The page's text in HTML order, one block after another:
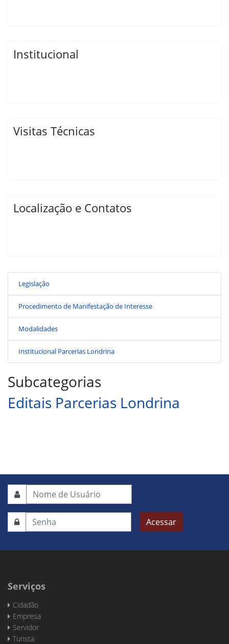
Institucional
Visitas Técnicas
Localização e Contatos
Legislação
Procedimento de Manifestação de Interesse
Modalidades
Institucional Parcerias Londrina
Subcategorias
Editais Parcerias Londrina
Acessar
Serviços
Cidadão
Empresa
Servidor
Turista